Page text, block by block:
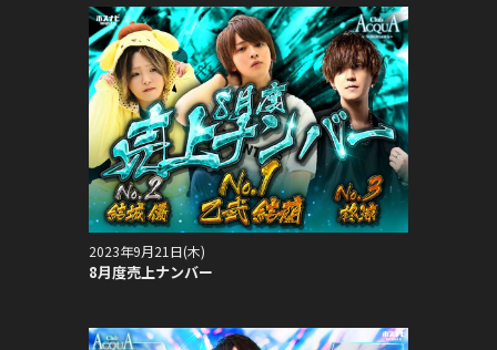
2023年9月21日(木)
8月度売上ナンバー